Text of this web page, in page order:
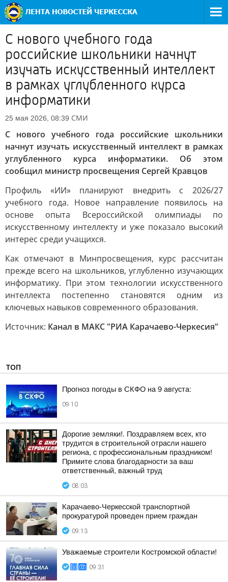
С нового учебного года
российские школьники начнут
изучать искусственный интеллект
в рамках углубленного курса
информатики
25 мая 2026, 08:39 СМИ
С нового учебного года российские школьники
начнут изучать искусственный интеллект в рамках
углубленного курса информатики. Об этом
сообщил министр просвещения Сергей Кравцов
Профиль «ИИ» планируют внедрить с 2026/27
учебного года. Новое направление появилось на
основе опыта Всероссийской олимпиады по
искусственному интеллекту и уже показало высокий
интерес среди учащихся.
Как отмечают в Минпросвещения, курс рассчитан
прежде всего на школьников, углубленно изучающих
информатику. При этом технологии искусственного
интеллекта постепенно становятся одним из
ключевых навыков современного образования.
Источник: Канал в МАКС "РИА Карачаево-Черкесия"
ТОП
Прогноз погоды в СКФО на 9 августа:
09:10
Дорогие земляки!. Поздравляем всех, кто
трудится в строительной отрасли нашего
региона, с профессиональным праздником!
Примите слова благодарности за ваш
ответственный, важный труд
08:03
Карачаево-Черкесской транспортной
прокуратурой проведен прием граждан
09:13
Уважаемые строители Костромской области!
09:31